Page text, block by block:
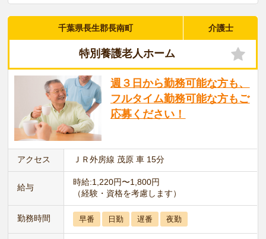
千葉県長生郡長南町 介護士
特別養護老人ホーム
週３日から勤務可能な方も、
フルタイム勤務可能な方もご
応募ください！
アクセス ＪＲ外房線 茂原 車 15分
給与
時給:1,220円〜1,800円
（経験・資格を考慮します）
勤務時間 早番 日勤 遅番 夜勤